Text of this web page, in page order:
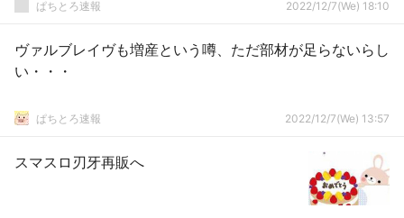
ぱちとろ速報 2022/12/7(We) 18:10
ヴァルブレイヴも増産という噂、ただ部材が足らないらし
い・・・
ぱちとろ速報 2022/12/7(We) 13:57
スマスロ刃牙再販へ